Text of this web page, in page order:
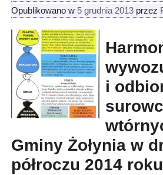
Opublikowano w 5 grudnia 2013 przez
i
Gminy Żołynia w
półroczu 2014